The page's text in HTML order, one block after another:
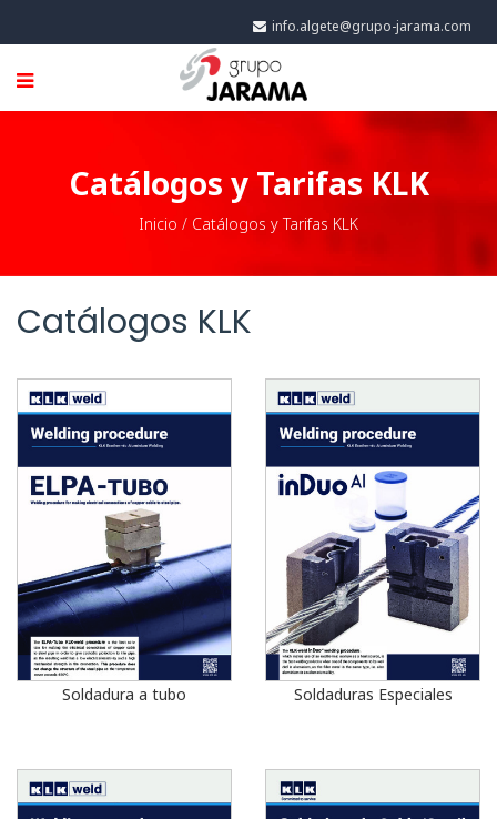
info.algete@grupo-jarama.com
Catálogos y Tarifas KLK
Inicio / Catálogos y Tarifas KLK
Catálogos KLK
Soldadura a tubo Soldaduras Especiales